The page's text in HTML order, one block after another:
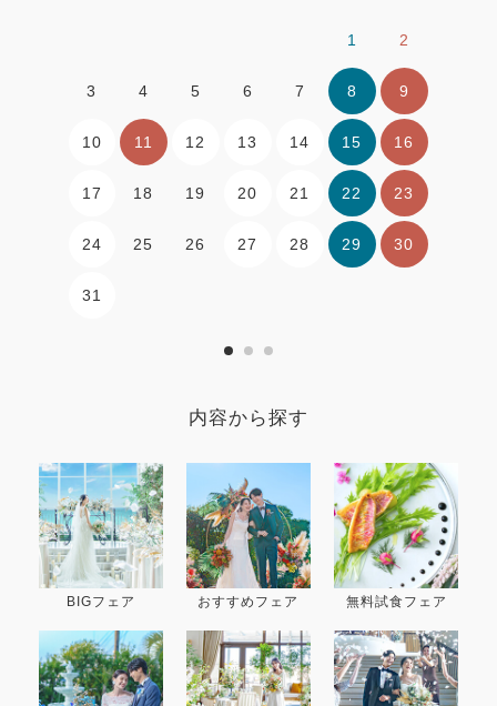
1 2
3 4 5 6 7 8 9
10 11 12 13 14 15 16
17 18 19 20 21 22 23
24 25 26 27 28 29 30
31
内容から探す
BIGフェア おすすめフェア 無料試食フェア